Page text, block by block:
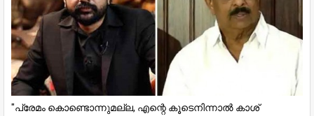
"പ്രേമം കൊണ്ടൊന്നുമല്ല, എന്റെ കൂടെനിന്നാല്‍ കാശ്